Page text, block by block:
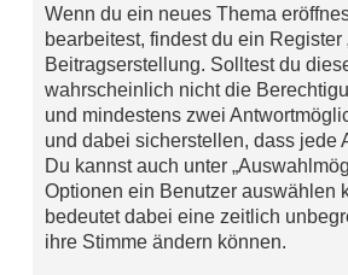
Wenn du ein neues Thema
bearbeitest, findest du ein
Beitragserstellung. Solltest du
wahrscheinlich nicht die
und mindestens zwei
und dabei sicherstellen, dass jede
Du kannst auch unter
Optionen ein Benutzer auswählen
bedeutet dabei eine zeitlich
ihre Stimme ändern können.